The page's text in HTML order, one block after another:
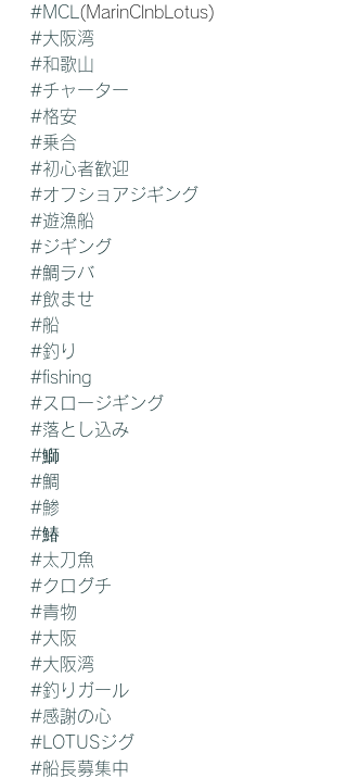
#MCL (MarinClnbLotus)
#大阪湾
#和歌山
#チャーター
#格安
#乗合
#初心者歓迎
#オフショアジギング
#遊漁船
#ジギング
#鯛ラバ
#飲ませ
#船
#釣り
#fishing
#スロージギング
#落とし込み
#鰤
#鯛
#鯵
#鰆
#太刀魚
#クログチ
#青物
#大阪
#大阪湾
#釣りガール
#感謝の心
#LOTUSジグ
#船長募集中